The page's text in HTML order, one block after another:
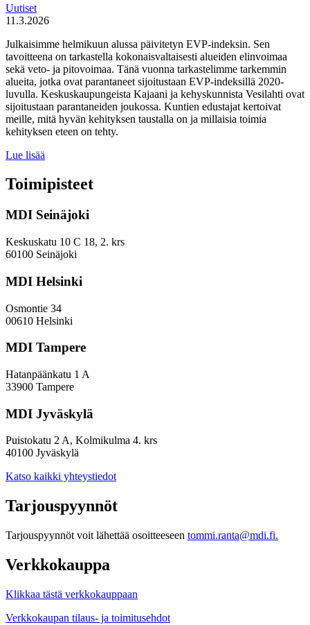
Uutiset
11.3.2026
Julkaisimme helmikuun alussa päivitetyn EVP-indeksin. Sen
tavoitteena on tarkastella kokonaisvaltaisesti alueiden elinvoimaa
sekä veto- ja pitovoimaa. Tänä vuonna tarkastelimme tarkemmin
alueita, jotka ovat parantaneet sijoitustaan EVP-indeksillä 2020-
luvulla. Keskuskaupungeista Kajaani ja kehyskunnista Vesilahti ovat
sijoitustaan parantaneiden joukossa. Kuntien edustajat kertoivat
meille, mitä hyvän kehityksen taustalla on ja millaisia toimia
kehityksen eteen on tehty.
Lue lisää
ja
kehyskunnat
parantaa
EVP-
indeksissä?
Toimipisteet
MDI Seinäjoki
Keskuskatu 10 C 18, 2. krs
60100 Seinäjoki
MDI Helsinki
Osmontie 34
00610 Helsinki
MDI Tampere
Hatanpäänkatu 1 A
33900 Tampere
MDI Jyväskylä
Puistokatu 2 A, Kolmikulma 4. krs
40100 Jyväskylä
Katso kaikki yhteystiedot
Tarjouspyynnöt
Tarjouspyynnöt voit lähettää osoitteeseen tommi.ranta@mdi.fi.
Verkkokauppa
Klikkaa tästä verkkokauppaan
Verkkokaupan tilaus- ja toimitusehdot